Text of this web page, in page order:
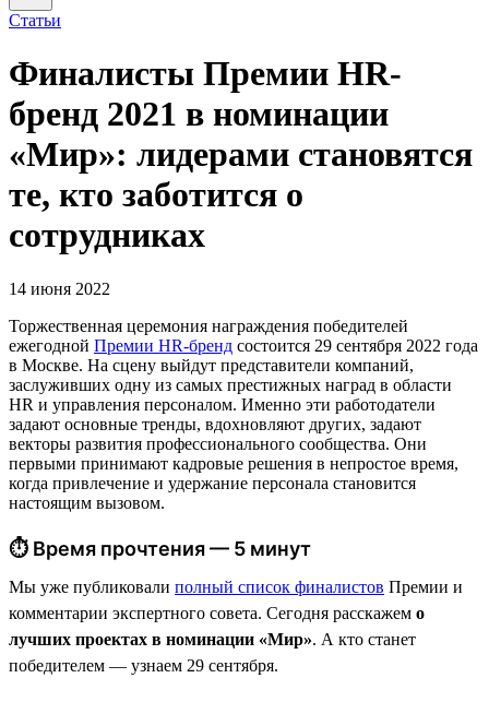
Статьи
Финалисты Премии HR-
бренд 2021 в номинации
«Мир»: лидерами становятся
те, кто заботится о
сотрудниках
14 июня 2022
Торжественная церемония награждения победителей
ежегодной Премии HR-бренд состоится 29 сентября 2022 года
в Москве. На сцену выйдут представители компаний,
заслуживших одну из самых престижных наград в области
HR и управления персоналом. Именно эти работодатели
задают основные тренды, вдохновляют других, задают
векторы развития профессионального сообщества. Они
первыми принимают кадровые решения в непростое время,
когда привлечение и удержание персонала становится
настоящим вызовом.
⏱ Время прочтения — 5 минут
Мы уже публиковали полный список финалистов Премии и
комментарии экспертного совета. Сегодня расскажем о
лучших проектах в номинации «Мир». А кто станет
победителем — узнаем 29 сентября.